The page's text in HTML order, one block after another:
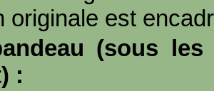
originale est
(sous
: